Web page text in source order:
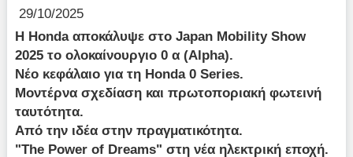
29/10/2025
Η Honda αποκάλυψε στο Japan Mobility Show
2025 το ολοκαίνουργιο 0 α (Alpha).
Νέο κεφάλαιο για τη Honda 0 Series.
Μοντέρνα σχεδίαση και πρωτοποριακή φωτεινή
ταυτότητα.
Από την ιδέα στην πραγματικότητα.
"The Power of Dreams" στη νέα ηλεκτρική εποχή.